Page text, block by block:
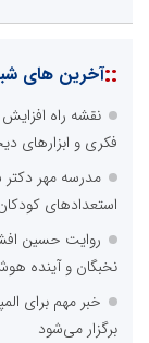
::آخرین های
نقشه راه
فکری و ابزارهای
مدرسه مهر
استعدادهای
روایت حسین
نخبگان و آینده
خبر مهم برای
برگزار می‌شود